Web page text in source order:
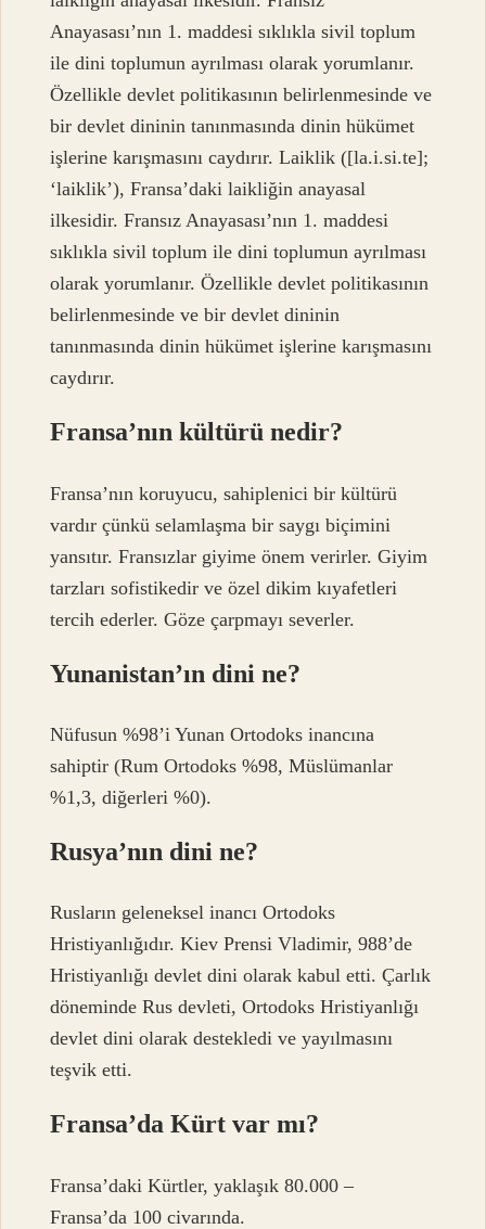
Anayasası’nın 1. maddesi sıklıkla sivil toplum
ile dini toplumun ayrılması olarak yorumlanır.
Özellikle devlet politikasının belirlenmesinde ve
bir devlet dininin tanınmasında dinin hükümet
işlerine karışmasını caydırır. Laiklik ([la.i.si.te];
‘laiklik’), Fransa’daki laikliğin anayasal
ilkesidir. Fransız Anayasası’nın 1. maddesi
sıklıkla sivil toplum ile dini toplumun ayrılması
olarak yorumlanır. Özellikle devlet politikasının
belirlenmesinde ve bir devlet dininin
tanınmasında dinin hükümet işlerine karışmasını
caydırır.
Fransa’nın kültürü nedir?
Fransa’nın koruyucu, sahiplenici bir kültürü
vardır çünkü selamlaşma bir saygı biçimini
yansıtır. Fransızlar giyime önem verirler. Giyim
tarzları sofistikedir ve özel dikim kıyafetleri
tercih ederler. Göze çarpmayı severler.
Yunanistan’ın dini ne?
Nüfusun %98’i Yunan Ortodoks inancına
sahiptir (Rum Ortodoks %98, Müslümanlar
%1,3, diğerleri %0).
Rusya’nın dini ne?
Rusların geleneksel inancı Ortodoks
Hristiyanlığıdır. Kiev Prensi Vladimir, 988’de
Hristiyanlığı devlet dini olarak kabul etti. Çarlık
döneminde Rus devleti, Ortodoks Hristiyanlığı
devlet dini olarak destekledi ve yayılmasını
teşvik etti.
Fransa’da Kürt var mı?
Fransa’daki Kürtler, yaklaşık 80.000 –
Fransa’da 100 civarında.